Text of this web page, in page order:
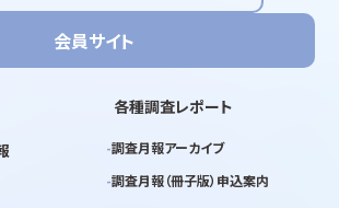
会員サイト
各種調査レポート
調査月報アーカイブ
調査月報（冊子版）申込案内